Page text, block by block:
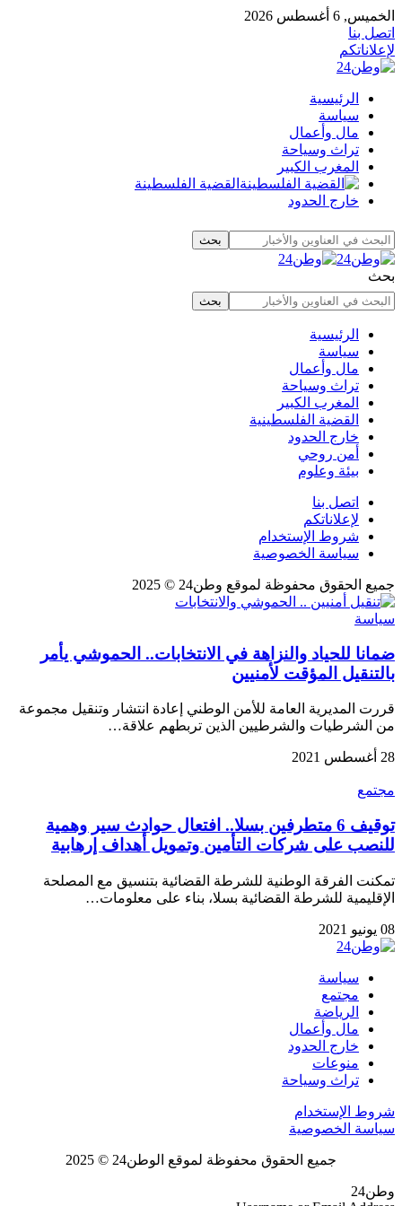
الخميس, 6 أغسطس 2026
اتصل بنا
لإعلاناتكم
الرئيسية
سياسة
مال وأعمال
تراث وسياحة
المغرب الكبير
القضية الفلسطينة
خارج الحدود
بحث
الرئيسية
سياسة
مال وأعمال
تراث وسياحة
المغرب الكبير
القضية الفلسطينية
خارج الحدود
أمن روحي
بيئة وعلوم
اتصل بنا
لإعلاناتكم
شروط الإستخدام
سياسة الخصوصية
جميع الحقوق محفوظة لموقع وطن24 © 2025
سياسة
ضمانا للحياد والنزاهة في الانتخابات.. الحموشي يأمر
بالتنقيل المؤقت لأمنيين
قررت المديرية العامة للأمن الوطني إعادة انتشار وتنقيل مجموعة
من الشرطيات والشرطيين الذين تربطهم علاقة…
28 أغسطس 2021
مجتمع
توقيف 6 متطرفين بسلا.. افتعال حوادث سير وهمية
للنصب على شركات التأمين وتمويل أهداف إرهابية
تمكنت الفرقة الوطنية للشرطة القضائية بتنسيق مع المصلحة
الإقليمية للشرطة القضائية بسلا، بناء على معلومات…
08 يونيو 2021
سياسة
مجتمع
الرياضة
مال وأعمال
خارج الحدود
منوعات
تراث وسياحة
شروط الإستخدام
سياسة الخصوصية
جميع الحقوق محفوظة لموقع الوطن24 © 2025
وطن24